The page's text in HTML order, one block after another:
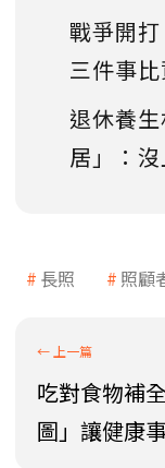
戰爭開
三件事
退休養
居」：
長照 照顧
吃對食物補
圖」讓健康